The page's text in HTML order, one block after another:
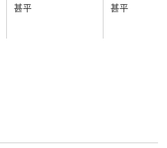
甚平 甚平